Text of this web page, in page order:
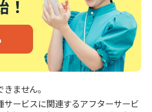
ません。
サービスに関連するアフターサービ